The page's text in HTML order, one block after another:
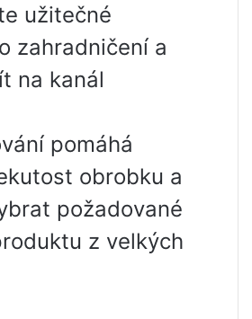
užitečné
zahradničení a
na kanál
pomáhá
obrobku a
požadované
z velkých